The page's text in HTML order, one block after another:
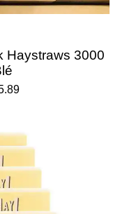
Haystraws 3000